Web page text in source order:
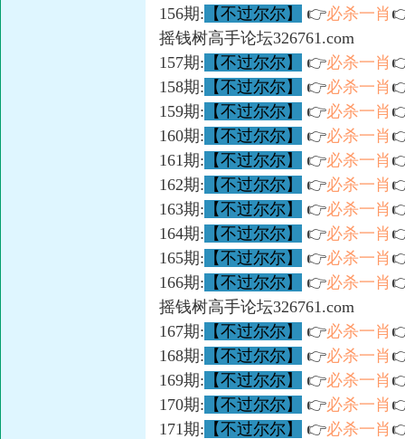
156期: 【不过尔尔】 👉必杀一肖
摇钱树高手论坛326761.com
157期: 【不过尔尔】 👉必杀一肖
158期: 【不过尔尔】 👉必杀一肖
159期: 【不过尔尔】 👉必杀一肖
160期: 【不过尔尔】 👉必杀一肖
161期: 【不过尔尔】 👉必杀一肖
162期: 【不过尔尔】 👉必杀一肖
163期: 【不过尔尔】 👉必杀一肖
164期: 【不过尔尔】 👉必杀一肖
165期: 【不过尔尔】 👉必杀一肖
166期: 【不过尔尔】 👉必杀一肖
摇钱树高手论坛326761.com
167期: 【不过尔尔】 👉必杀一肖
168期: 【不过尔尔】 👉必杀一肖
169期: 【不过尔尔】 👉必杀一肖
170期: 【不过尔尔】 👉必杀一肖
171期: 【不过尔尔】 👉必杀一肖